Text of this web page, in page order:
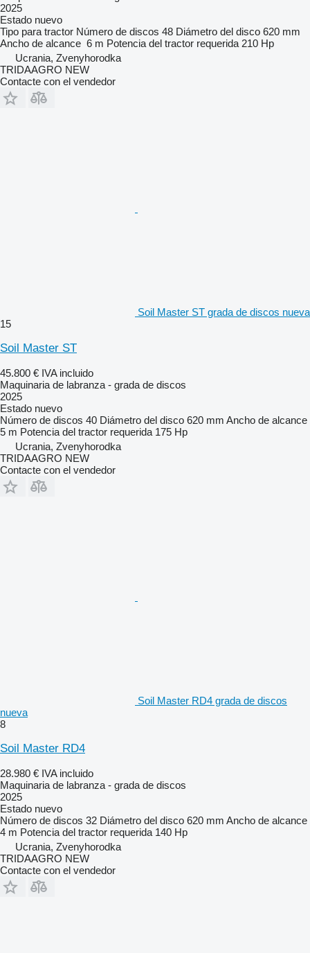
2025
Estado nuevo
Tipo para tractor Número de discos 48 Diámetro del disco 620 mm
Ancho de alcance 6 m Potencia del tractor requerida 210 Hp
Ucrania, Zvenyhorodka
TRIDAAGRO NEW
Contacte con el vendedor
Soil Master ST grada de discos nueva
15
Soil Master ST
45.800 € IVA incluido
Maquinaria de labranza - grada de discos
2025
Estado nuevo
Número de discos 40 Diámetro del disco 620 mm Ancho de alcance
5 m Potencia del tractor requerida 175 Hp
Ucrania, Zvenyhorodka
TRIDAAGRO NEW
Contacte con el vendedor
Soil Master RD4 grada de discos
nueva
8
Soil Master RD4
28.980 € IVA incluido
Maquinaria de labranza - grada de discos
2025
Estado nuevo
Número de discos 32 Diámetro del disco 620 mm Ancho de alcance
4 m Potencia del tractor requerida 140 Hp
Ucrania, Zvenyhorodka
TRIDAAGRO NEW
Contacte con el vendedor